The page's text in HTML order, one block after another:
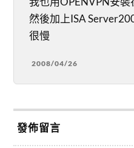
然後加上ISA
很慢
2008/04/26
發佈留言